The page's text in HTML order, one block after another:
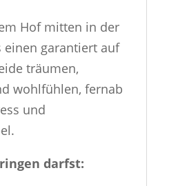
Hof mitten in der
einen garantiert auf
träumen,
wohlfühlen, fernab
und
darfst: